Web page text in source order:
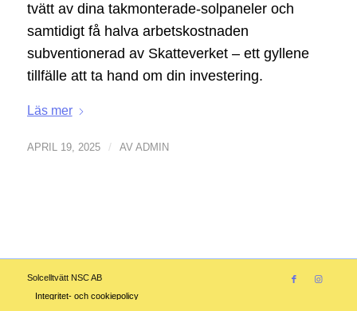
tvätt av dina takmonterade-solpaneler och
samtidigt få halva arbetskostnaden
subventionerad av Skatteverket – ett gyllene
tillfälle att ta hand om din investering.
Läs mer
APRIL 19, 2025 / AV ADMIN
Solcelltvätt NSC AB
Integritet- och cookiepolicy